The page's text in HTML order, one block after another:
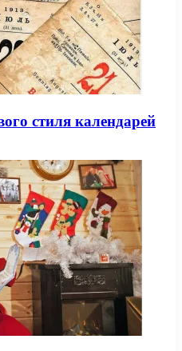
стиля календарей